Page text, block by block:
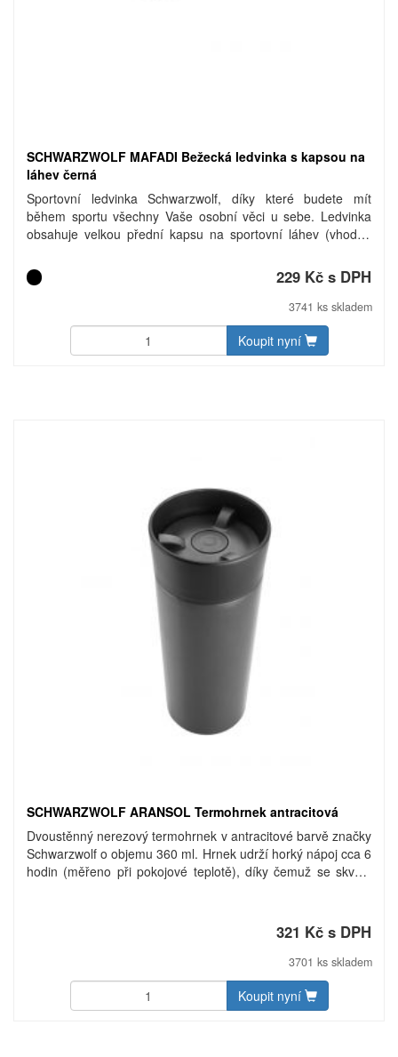
SCHWARZWOLF MAFADI Bežecká ledvinka s kapsou na
láhev černá
Sportovní ledvinka Schwarzwolf, díky které budete mít
během sportu všechny Vaše osobní věci u sebe. Ledvinka
obsahuje velkou přední kapsu na sportovní láhev (vhodná
na kreditní kartu a zadní kapsu na mobil ve velikosti 19 × 10
cm uzavíratelnou na zip. Lze ji nosit také jako crossbody
tašku. Baleno v sáčku s papírovou visačkou. Hmotnost: 180
g Materiál: RPET 420D polyuretan ripstop
229 Kč s DPH
3741 ks skladem
Koupit nyní
SCHWARZWOLF ARANSOL Termohrnek antracitová
Dvoustěnný nerezový termohrnek v antracitové barvě značky
Schwarzwolf o objemu 360 ml. Hrnek udrží horký nápoj cca 6
hodin (měřeno při pokojové teplotě), díky čemuž se skvěle
321 Kč s DPH
3701 ks skladem
Koupit nyní